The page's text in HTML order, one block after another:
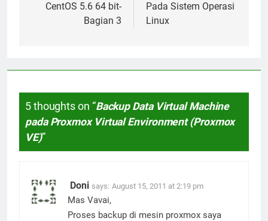
CentOS 5.6 64 bit-
Bagian 3
Pada Sistem Operasi
Linux
5 thoughts on “Backup Data Virtual Machine
pada Proxmox Virtual Environment (Proxmox
VE)”
Doni says: August 15, 2011 at 2:19 pm
Mas Vavai,
Proses backup di mesin proxmox saya